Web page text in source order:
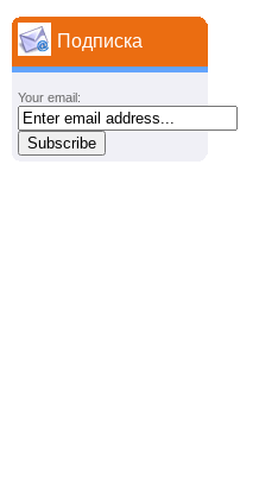
Подписка
Your email: